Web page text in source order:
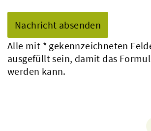
Alle mit * gekennzeichneten
ausgefüllt sein, damit das
werden kann.